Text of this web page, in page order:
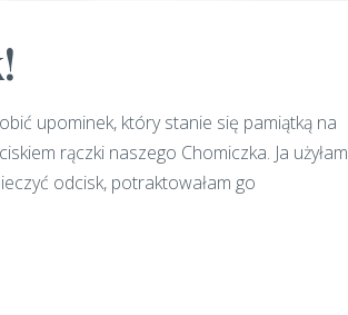
upominek, który stanie się pamiątką na
rączki naszego Chomiczka. Ja użyłam
odcisk, potraktowałam go